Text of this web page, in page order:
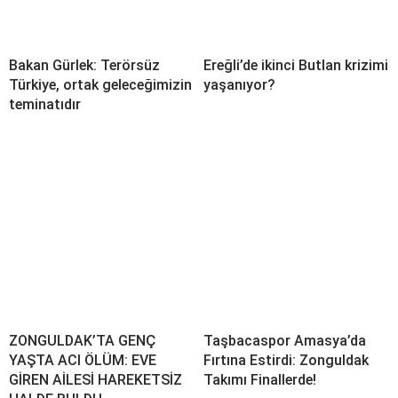
Bakan Gürlek: Terörsüz
Türkiye, ortak geleceğimizin
teminatıdır
Ereğli’de ikinci Butlan krizimi
yaşanıyor?
ZONGULDAK’TA GENÇ
YAŞTA ACI ÖLÜM: EVE
GİREN AİLESİ HAREKETSİZ
Taşbacaspor Amasya’da
Fırtına Estirdi: Zonguldak
Takımı Finallerde!